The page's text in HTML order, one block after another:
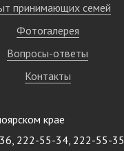
принимающих семей
Фотогалерея
Вопросы-ответы
Контакты
крае
222-55-34, 222-55-35